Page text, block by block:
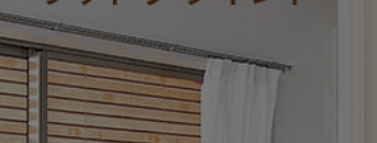
ブランド一覧
アウトドアグッズ
ヘアケアグッズ
LAB パワーバイオ